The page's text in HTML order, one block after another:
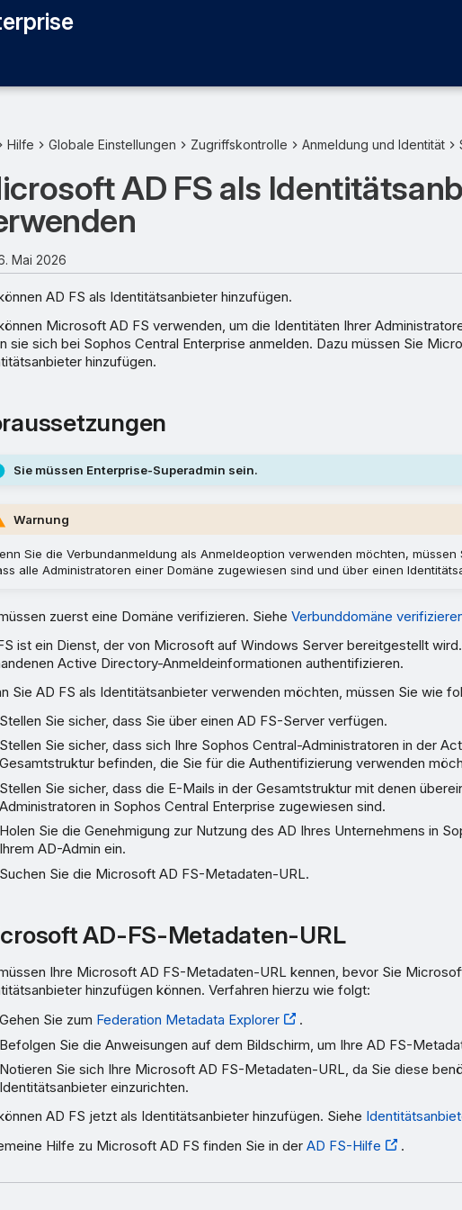
Hilfe Globale Einstellungen Zugriffskontrolle Anmeldung und Identität
AD FS als
Mai 2026
AD FS als Identitätsanbieter hinzufügen.
Microsoft AD FS verwenden, um die Identitäten Ihrer
sie sich bei Sophos Central Enterprise anmelden. Dazu müssen Sie
hinzufügen.
Sie müssen Enterprise-Superadmin sein.
Warnung
Sie die Verbundanmeldung als Anmeldeoption verwenden möchten, müssen
alle Administratoren einer Domäne zugewiesen sind und über einen
zuerst eine Domäne verifizieren. Siehe Verbunddomäne
ist ein Dienst, der von Microsoft auf Windows Server bereitgestellt
Active Directory-Anmeldeinformationen authentifizieren.
Sie AD FS als Identitätsanbieter verwenden möchten, müssen Sie wie
Stellen Sie sicher, dass Sie über einen AD FS-Server verfügen.
Stellen Sie sicher, dass sich Ihre Sophos Central-Administratoren in der
Gesamtstruktur befinden, die Sie für die Authentifizierung verwenden
Stellen Sie sicher, dass die E-Mails in der Gesamtstruktur mit denen
Administratoren in Sophos Central Enterprise zugewiesen sind.
Holen Sie die Genehmigung zur Nutzung des AD Ihres Unternehmens in
Ihrem AD-Admin ein.
Suchen Sie die Microsoft AD FS-Metadaten-URL.
AD-FS-Metadaten-URL
Ihre Microsoft AD FS-Metadaten-URL kennen, bevor Sie
hinzufügen können. Verfahren hierzu wie folgt:
Gehen Sie zum Federation Metadata Explorer
.
Befolgen Sie die Anweisungen auf dem Bildschirm, um Ihre AD FS-
Notieren Sie sich Ihre Microsoft AD FS-Metadaten-URL, da Sie diese
Identitätsanbieter einzurichten.
AD FS jetzt als Identitätsanbieter hinzufügen. Siehe
Hilfe zu Microsoft AD FS finden Sie in der AD FS-Hilfe .